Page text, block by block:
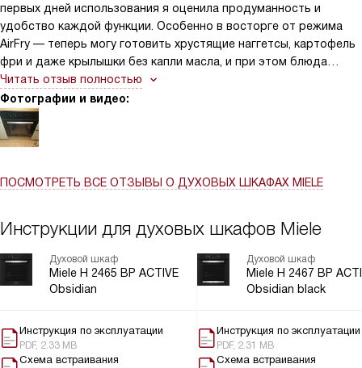
действительно упрощают процесс приготовления: выбрала
блюдо — и духовка сама подбирает оптимальный режим.
первых дней использования я оценила продуманность и
удобство каждой функции. Особенно в восторге от режима
AirFry — теперь могу готовить хрустящие наггетсы, картофель
фри и даже крылышки без капли масла, и при этом блюда
получаются сочными внутри и золотистыми снаружи. Очень
радует и функция «Конвекция Плюс»: она равномерно
распределяет тепло по всем пяти уровням, благодаря чему
даже при готовке сразу нескольких блюд (например, запеканки,
курицы и овощей) всё пропекается идеально. Семисегментный
задать пошаговое приготовление особенно помогает, когда
режимы и температуру. Ещё отмечу быстрый разогрев: всего
за пару минут она достигает нужной температуры, что
экономит время и нервы в будние дни.
Читать отзыв полностью
Фотографии и видео:
ПОСМОТРЕТЬ ВСЕ ОТЗЫВЫ О ДУХОВЫХ ШКАФАХ MIELE
Инструкции для духовых шкафов Miele
Духовой шкаф
Miele H 2465 BP ACTIVE
Obsidian
Инструкция по эксплуатации
PDF, 2.33 MB
Схема встраивания
Духовой шкаф
Miele H 2467 BP
Obsidian black
Инструкция по эксплуатации
PDF, 2.31 MB
Схема встраивания